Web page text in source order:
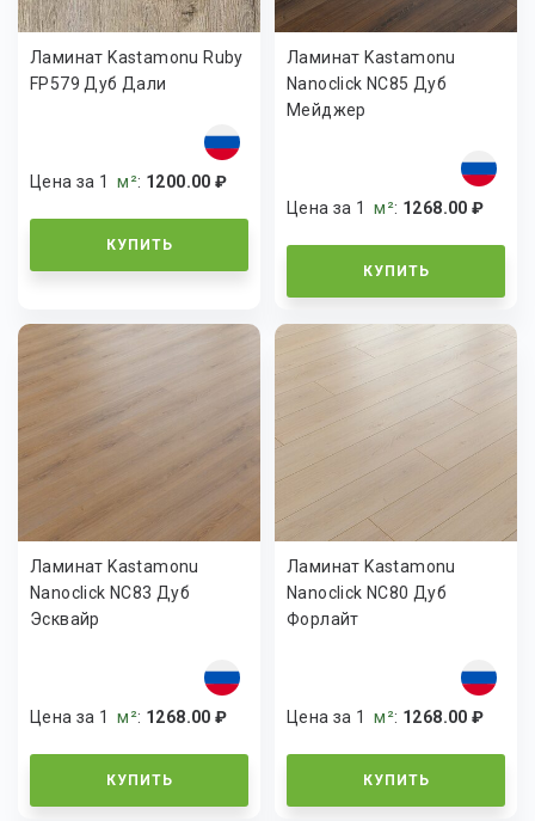
Ламинат Kastamonu Ruby
FP579 Дуб Дали
Цена за 1м²: 1200.00 ₽
КУПИТЬ
Ламинат Kastamonu
Nanoclick NC85 Дуб
Мейджер
Цена за 1м²: 1268.00 ₽
КУПИТЬ
Ламинат Kastamonu
Nanoclick NC83 Дуб
Эсквайр
Цена за 1м²: 1268.00 ₽
КУПИТЬ
Ламинат Kastamonu
Nanoclick NC80 Дуб
Форлайт
Цена за 1м²: 1268.00 ₽
КУПИТЬ